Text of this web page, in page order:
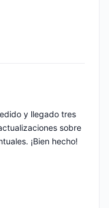
y llegado tres
sobre
¡Bien hecho!